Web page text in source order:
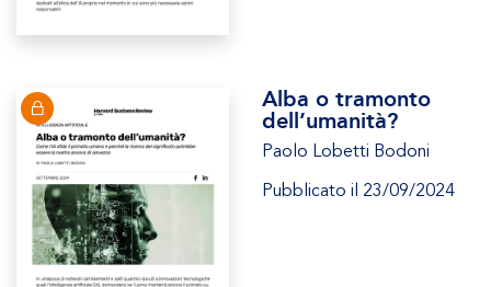
Alba o tramonto
dell’umanità?
Paolo Lobetti Bodoni
Pubblicato il 23/09/2024